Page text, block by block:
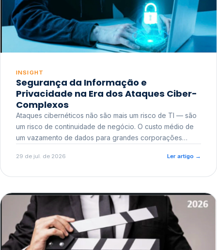
INSIGHT
Segurança da Informação e
Privacidade na Era dos Ataques Ciber-
Complexos
Ataques cibernéticos não são mais um risco de TI — são
um risco de continuidade de negócio. O custo médio de
um vazamento de dados para grandes corporações
reputacional e o risco regulatório junto a órgãos como a
29 de jul. de 2026 Ler artigo →